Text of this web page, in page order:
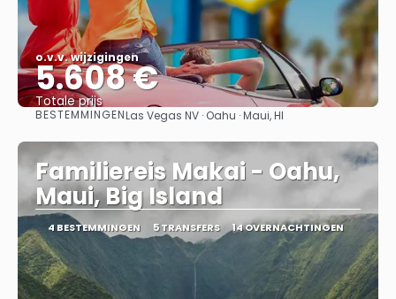
o.v.v. wijzigingen
5.608 €
Totale prijs
Bekijk
BESTEMMINGENLas Vegas NV · Oahu · Maui, HI
Familiereis Makai - Oahu,
Maui, Big Island
4 BESTEMMINGEN 5 TRANSFERS 14 OVERNACHTINGEN